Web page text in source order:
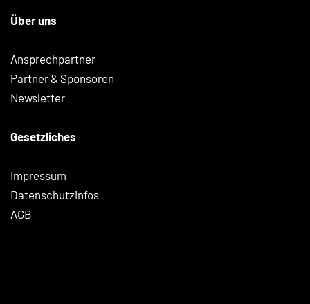
Über uns
Ansprechpartner
Partner & Sponsoren
Newsletter
Gesetzliches
Impressum
Datenschutzinfos
AGB